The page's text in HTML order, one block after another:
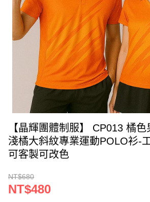
【晶輝團體制服】 CP013 橘
淺橘大斜紋專業運動POLO衫-
可客製可改色
NT$680
NT$480